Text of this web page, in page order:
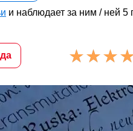
и наблюдает за ним / ней 5